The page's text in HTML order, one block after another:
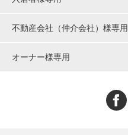
不動産会社（仲介会社）様専用
オーナー様専用